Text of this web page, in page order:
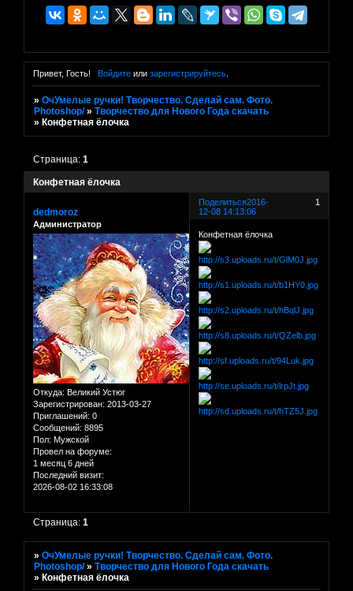
Привет, Гость! Войдитеили зарегистрируйтесь.
»ОчУмелые ручки! Творчество. Сделай сам. Фото.
Photoshop/ »Творчество для Нового Года скачать
» Конфетная ёлочка
Конфетная ёлочка
Страница:1
Поделиться 1
2016-
12-08 14:13:06
dedmoroz
Администратор
Откуда: Великий Устюг
Зарегистрирован: 2013-03-27
Приглашений: 0
Сообщений: 8895
Пол: Мужской
Провел на форуме:
1 месяц 6 дней
Последний визит:
2026-08-02 16:33:08
Конфетная ёлочка
Страница:1
»ОчУмелые ручки! Творчество. Сделай сам. Фото.
Photoshop/ »Творчество для Нового Года скачать
»Конфетная ёлочка